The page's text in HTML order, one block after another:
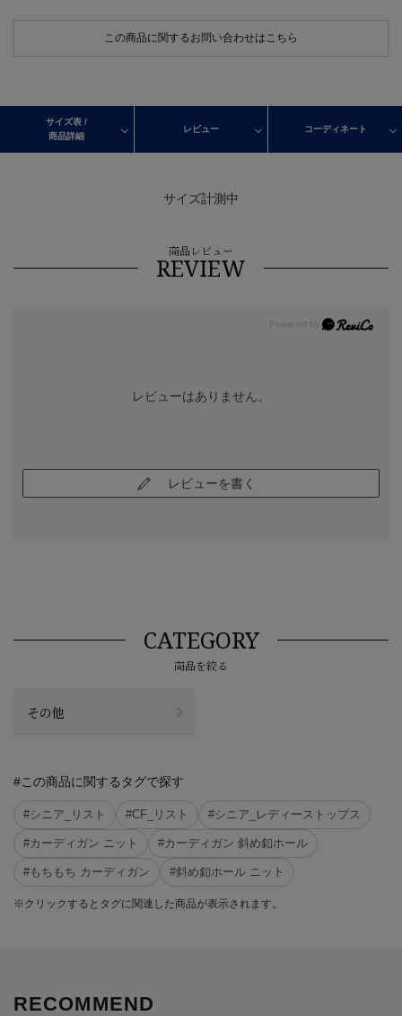
この商品に関するお問い合わせはこちら
サイズ表 /
商品詳細
レビュー コーディネート
サイズ計測中
商品レビュー
REVIEW
レビューはありません。
レビューを書く
CATEGORY
商品を絞る
その他
#この商品に関するタグで探す
#シニア_リスト #CF_リスト #シニア_レディーストップス
#カーディガン ニット #カーディガン 斜め釦ホール
#もちもち カーディガン #斜め釦ホール ニット
※クリックするとタグに関連した商品が表示されます。
RECOMMEND